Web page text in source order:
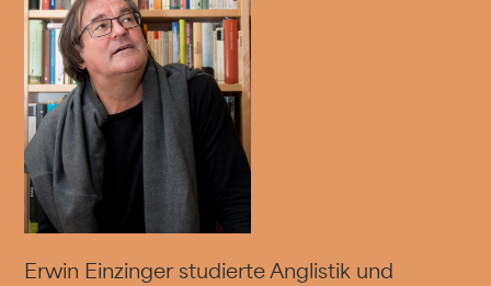
Erwin Einzinger studierte Anglistik und